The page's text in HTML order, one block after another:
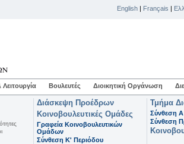
English | Français |
Βουλευτές Διοικητική Οργάνωση
Διάσκεψη Προέδρων
Κοινοβουλευτικές Ομάδες
Γραφεία Κοινοβουλευτικών
Ομάδων
Σύνθεση K' Περιόδου
Τμήμα
Σύνθεση
Σύνθεση